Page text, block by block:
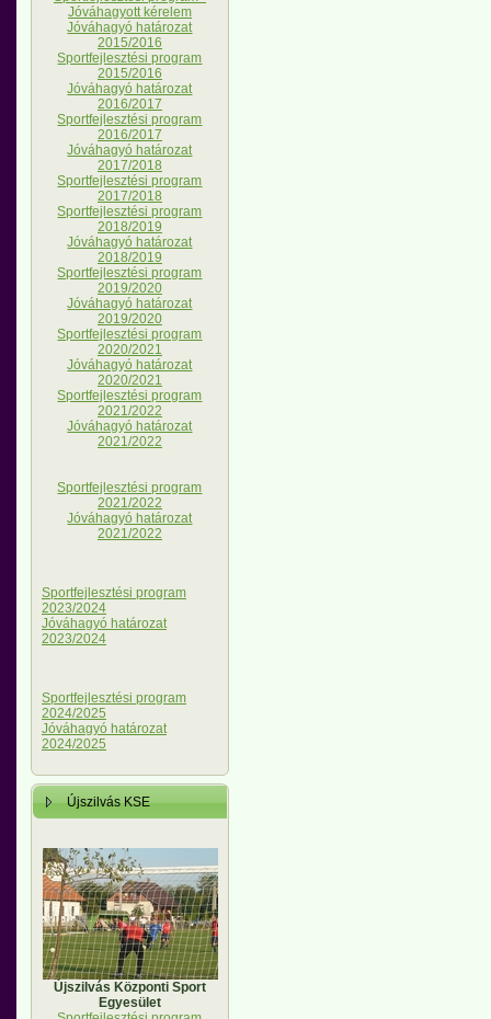
Jóváhagyott kérelem
Jóváhagyó határozat
2015/2016
Sportfejlesztési program
2015/2016
Jóváhagyó határozat
2016/2017
Sportfejlesztési program
2016/2017
Jóváhagyó határozat
2017/2018
Sportfejlesztési program
2017/2018
Sportfejlesztési program
2018/2019
Jóváhagyó határozat
2018/2019
Sportfejlesztési program
2019/2020
Jóváhagyó határozat
2019/2020
Sportfejlesztési program
2020/2021
Jóváhagyó határozat
2020/2021
Sportfejlesztési program
2021/2022
Jóváhagyó határozat
2021/2022
Sportfejlesztési program
2021/2022
Jóváhagyó határozat
2021/2022
Sportfejlesztési program
2023/2024
Jóváhagyó határozat
2023/2024
Sportfejlesztési program
2024/2025
Jóváhagyó határozat
2024/2025
Újszilvás KSE
Újszilvás Központi Sport
Egyesület